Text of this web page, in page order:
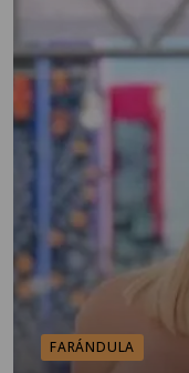
FARÁNDULA